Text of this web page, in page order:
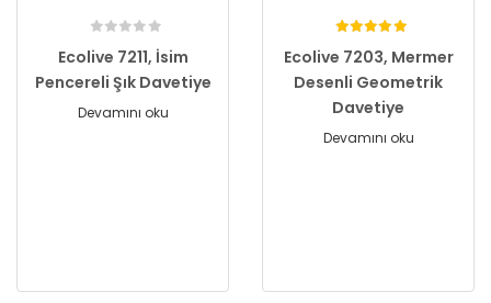
Ecolive 7211, İsim
Pencereli Şık Davetiye
Devamını oku
Ecolive 7203, Mermer
Desenli Geometrik
Davetiye
Devamını oku